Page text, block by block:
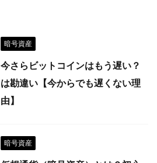
暗号資産
今さらビットコインはもう遅い？
は勘違い【今からでも遅くない理
由】
暗号資産